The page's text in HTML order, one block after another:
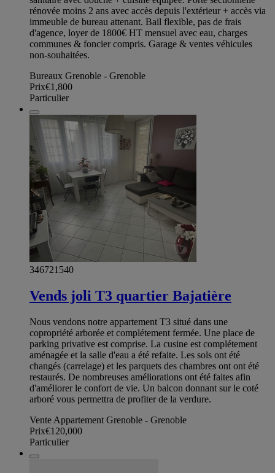
rénovée moins 2 ans avec accès depuis l'extérieur + accès via
immeuble de bureau attenant. Bail flexible, pas de frais
d'agence, loyer de 1800€ HT mensuel avec eau, charges
communes & foncier compris. Garage & ventes véhicules
non-souhaitées.
Bureaux Grenoble - Grenoble
Prix€1,800
Particulier
346721540
Vends joli T3 quartier Bajatière
Nous vendons notre appartement T3 situé dans une
copropriété arborée et complétement fermée. Une place de
parking privative est comprise. La cusine est complétement
aménagée et la salle d'eau a été refaite. Les sols ont été
changés (carrelage) et les parquets des chambres ont ont été
restaurés. De nombreuses améliorations ont été faites afin
d'améliorer le confort de vie. Un balcon donnant sur le coté
arboré vous permettra de profiter de la verdure.
Vente Appartement Grenoble - Grenoble
Prix€120,000
Particulier